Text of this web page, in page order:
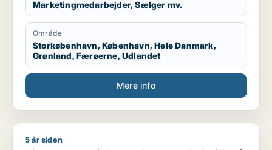
så længe at virksomheden har et godt produkt og
gode værdier.
Jeg er selv af natur en pragmatisk, menneskelig og
omstillingsparat leder, som ynder at se på helheden
og de store træk, men med et stærkt fokus på
bundlinien.
Marketingmedarbejder, Sælger mv.
Område
Storkøbenhavn, København, Hele Danmark,
Grønland, Færøerne, Udlandet
Mere info
Irianna søger job som lagermedarbejder /
5 år siden